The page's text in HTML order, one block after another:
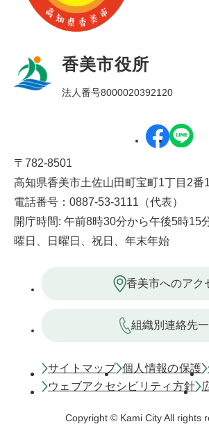
香美市役所
法人番号8000020392120
〒782-8501
高知県香美市土佐山田町宝町1丁目2番
電話番号：0887-53-3111（代表）
開庁時間: 午前8時30分から午後5時
曜日、日曜日、祝日、年末年始
香美市へのアク
組織別連絡先
サイトマップ 個人情報の保護
ウェブアクセシビリティ方針
Copyright © Kami City All rights